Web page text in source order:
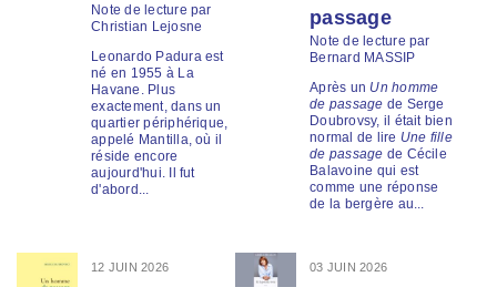
Note de lecture par
Christian Lejosne
Leonardo Padura est
né en 1955 à La
Havane. Plus
exactement, dans un
quartier périphérique,
appelé Mantilla, où il
réside encore
aujourd'hui. Il fut
d'abord...
passage
Note de lecture par
Bernard MASSIP
Après un Un homme
de passage de Serge
Doubrovsy, il était bien
normal de lire Une fille
de passage de Cécile
Balavoine qui est
comme une réponse
de la bergère au...
12 JUIN 2026 03 JUIN 2026